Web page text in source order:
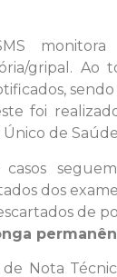
monitora
gripal. Ao
foi
de
dos
de
Nota